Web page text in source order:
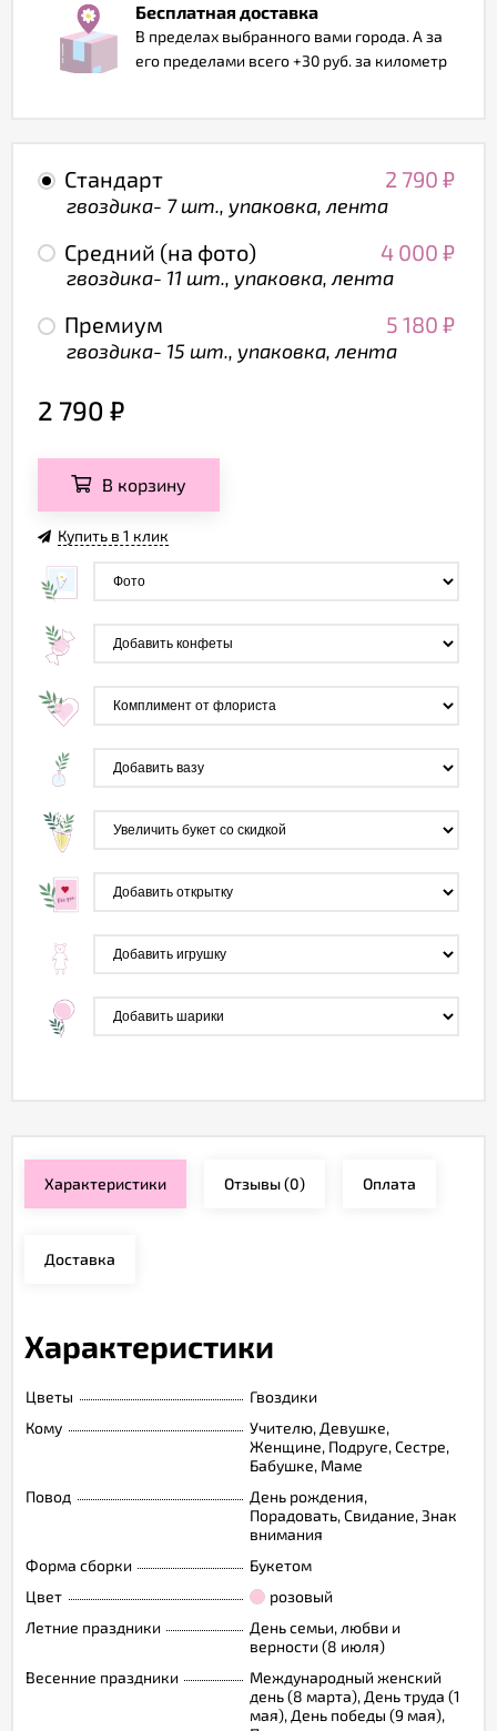
Бесплатная доставка
В пределах выбранного вами города. А за
его пределами всего +30 руб. за километр
Стандарт 2 790 ₽
гвоздика- 7 шт., упаковка, лента
Средний (на фото) 4 000 ₽
гвоздика- 11 шт., упаковка, лента
Премиум 5 180 ₽
гвоздика- 15 шт., упаковка, лента
2 790 ₽
В корзину
Купить в 1 клик
Характеристики Отзывы(0) Оплата
Доставка
Характеристики
Цветы
Гвоздики
Кому
Учителю, Девушке,
Женщине, Подруге, Сестре,
Бабушке, Маме
Повод
День рождения,
Порадовать, Свидание, Знак
внимания
Форма сборки
Букетом
Цвет
розовый
Летние праздники
День семьи, любви и
верности (8 июля)
Весенние праздники
Международный женский
день (8 марта), День труда (1
мая), День победы (9 мая),